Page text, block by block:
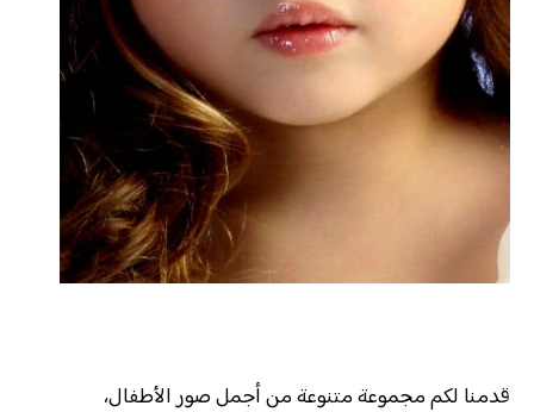
قدمنا لكم مجموعة متنوعة من أجمل صور الأطفال،